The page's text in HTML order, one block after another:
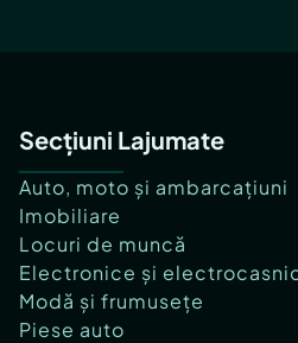
Secțiuni Lajumate
Auto, moto și ambarcațiuni
Imobiliare
Locuri de muncă
Electronice și
Modă și frumusețe
Piese auto